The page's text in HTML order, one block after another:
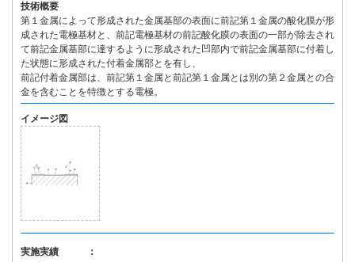
技術概要
第１金属によって形成された金属基部の表面に前記第１金属の酸化膜が形
成された電極基材と、前記電極基材の前記酸化膜の表面の一部が除去され
て前記金属基部に達するように形成された凹部内で前記金属基部に付着し
た状態に形成された付着金属部とを有し、
前記付着金属部は、前記第１金属と前記第１金属とは別の第２金属との合
金を含むことを特徴とする電極。
イメージ図
実施実績 ：